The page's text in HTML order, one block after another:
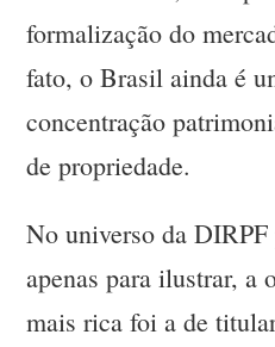
formalização do
fato, o Brasil ainda é
concentração
de propriedade.
No universo da
apenas para ilustrar, a
mais rica foi a de